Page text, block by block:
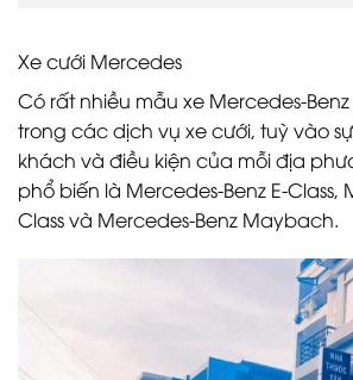
Xe cưới Mercedes
Có rất nhiều mẫu xe Mercedes-
trong các dịch vụ xe cưới, tuỳ vào
khách và điều kiện của mỗi địa
phổ biến là Mercedes-Benz E-Class,
Class và Mercedes-Benz Maybach.